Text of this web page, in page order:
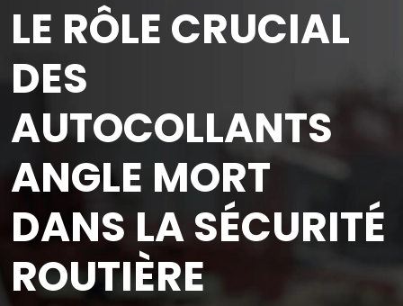
LE RÔLE CRUCIAL
DES
AUTOCOLLANTS
ANGLE MORT
DANS LA SÉCURITÉ
ROUTIÈRE